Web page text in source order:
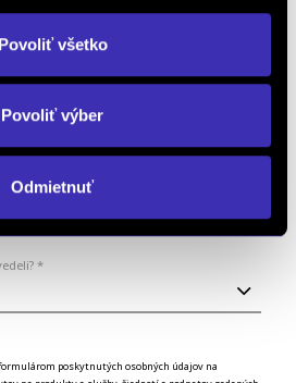
Povoliť všetko
Povoliť výber
Odmietnuť
vozidla
*
poskytnutých osobných údajov na